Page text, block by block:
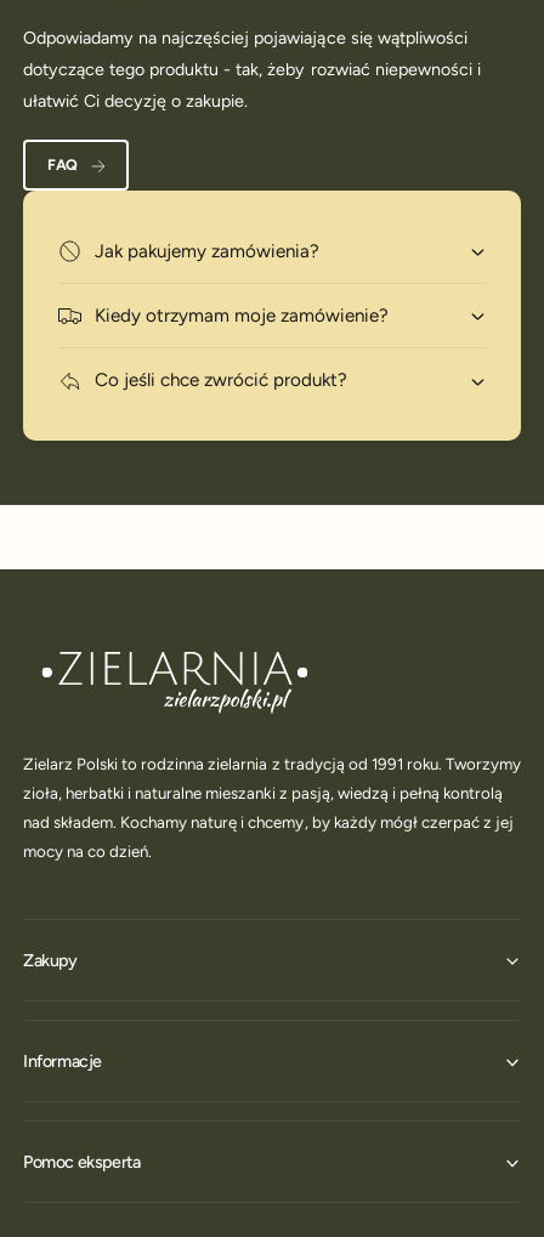
Odpowiadamy na najczęściej pojawiające się wątpliwości
dotyczące tego produktu - tak, żeby rozwiać niepewności i
ułatwić Ci decyzję o zakupie.
FAQ
Jak pakujemy zamówienia?
Kiedy otrzymam moje zamówienie?
Co jeśli chce zwrócić produkt?
Zielarz Polski to rodzinna zielarnia z tradycją od 1991 roku. Tworzymy
zioła, herbatki i naturalne mieszanki z pasją, wiedzą i pełną kontrolą
nad składem. Kochamy naturę i chcemy, by każdy mógł czerpać z jej
mocy na co dzień.
Zakupy
Informacje
Pomoc eksperta